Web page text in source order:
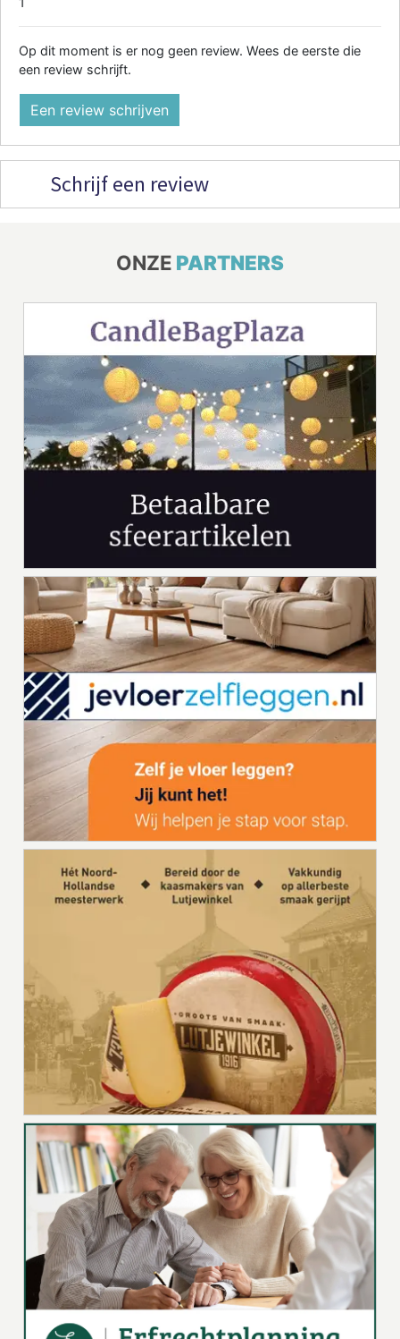
Op dit moment is er nog geen review. Wees de eerste die
een review schrijft.
Een review schrijven
Schrijf een review
ONZE PARTNERS